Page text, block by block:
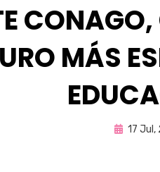
MÁS
por
Publicada
17 Jul,